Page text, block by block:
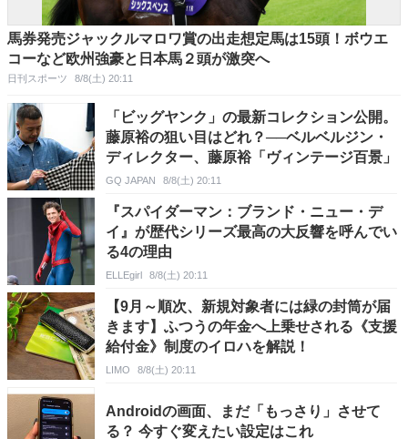
馬券発売ジャックルマロワ賞の出走想定馬は15頭！ボウエ
コーなど欧州強豪と日本馬２頭が激突へ
日刊スポーツ 8/8(土) 20:11
「ビッグヤンク」の最新コレクション公開。
藤原裕の狙い目はどれ？──ベルベルジン・
ディレクター、藤原裕「ヴィンテージ百景」
GQ JAPAN 8/8(土) 20:11
『スパイダーマン：ブランド・ニュー・デ
イ』が歴代シリーズ最高の大反響を呼んでい
る4の理由
ELLEgirl 8/8(土) 20:11
【9月～順次、新規対象者には緑の封筒が届
きます】ふつうの年金へ上乗せされる《支援
給付金》制度のイロハを解説！
LIMO 8/8(土) 20:11
Androidの画面、まだ「もっさり」させて
る？ 今すぐ変えたい設定はこれ